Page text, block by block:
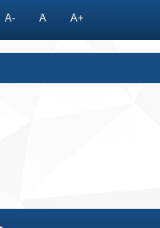
A- A A+